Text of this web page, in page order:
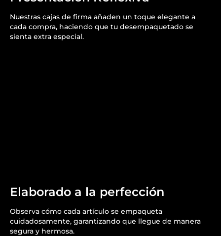
Nuestras cajas de firma añaden un toque elegante a
cada compra, haciendo que tu desempaquetado se
sienta extra especial.
Elaborado a la perfección
Observa cómo cada artículo se empaqueta
cuidadosamente, garantizando que llegue de manera
segura y hermosa.